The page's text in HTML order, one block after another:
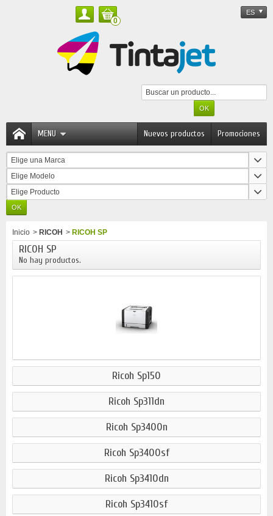
0
ES
MENU Promociones
Nuevos productos
Elige una Marca
Elige Modelo
Elige Producto
Inicio > RICOH > RICOH SP
RICOH SP
No hay productos.
Ricoh Sp150
Ricoh Sp311dn
Ricoh Sp3400n
Ricoh Sp3400sf
Ricoh Sp3410dn
Ricoh Sp3410sf